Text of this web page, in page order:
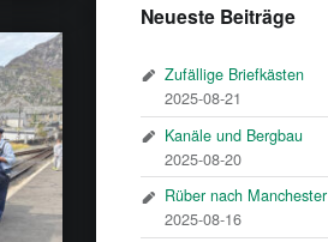
Neueste Beiträge
Zufällige Briefkästen
2025-08-21
Kanäle und Bergbau
2025-08-20
Rüber nach Manchester
2025-08-16